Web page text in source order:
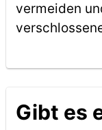
vermeiden
Gibt es